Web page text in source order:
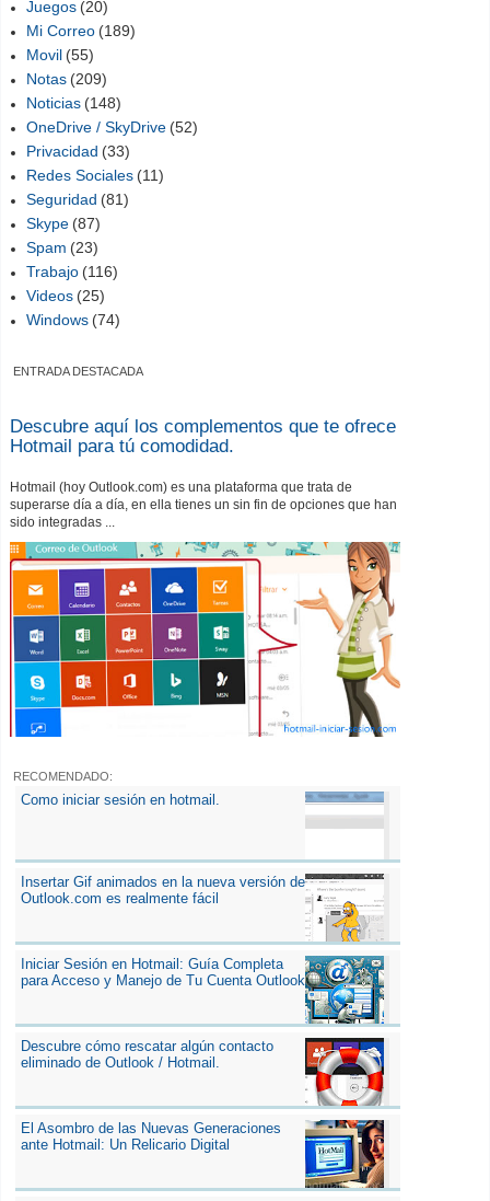
Juegos (20)
Mi Correo (189)
Movil (55)
Notas (209)
Noticias (148)
OneDrive / SkyDrive (52)
Privacidad (33)
Redes Sociales (11)
Seguridad (81)
Skype (87)
Spam (23)
Trabajo (116)
Videos (25)
Windows (74)
ENTRADA DESTACADA
Descubre aquí los complementos que te ofrece
Hotmail para tú comodidad.
Hotmail (hoy Outlook.com) es una plataforma que trata de
superarse día a día, en ella tienes un sin fin de opciones que han
sido integradas ...
RECOMENDADO:
Como iniciar sesión en hotmail.
Insertar Gif animados en la nueva versión de
Outlook.com es realmente fácil
Iniciar Sesión en Hotmail: Guía Completa
para Acceso y Manejo de Tu Cuenta Outlook
Descubre cómo rescatar algún contacto
eliminado de Outlook / Hotmail.
El Asombro de las Nuevas Generaciones
ante Hotmail: Un Relicario Digital